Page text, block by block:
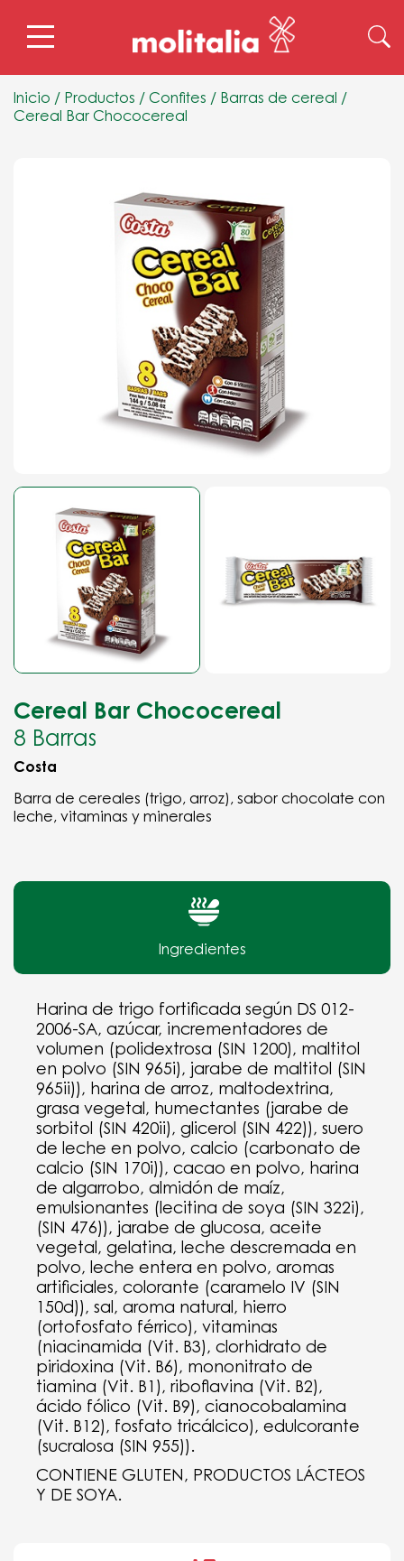
Inicio / Productos / Confites / Barras de cereal /
Cereal Bar Chococereal
Cereal Bar Chococereal
8 Barras
Costa
Barra de cereales (trigo, arroz), sabor chocolate con
leche, vitaminas y minerales
Ingredientes
Harina de trigo fortificada según DS 012-
2006-SA, azúcar, incrementadores de
volumen (polidextrosa (SIN 1200), maltitol
en polvo (SIN 965i), jarabe de maltitol (SIN
965ii)), harina de arroz, maltodextrina,
grasa vegetal, humectantes (jarabe de
sorbitol (SIN 420ii), glicerol (SIN 422)), suero
de leche en polvo, calcio (carbonato de
calcio (SIN 170i)), cacao en polvo, harina
de algarrobo, almidón de maíz,
emulsionantes (lecitina de soya (SIN 322i),
(SIN 476)), jarabe de glucosa, aceite
vegetal, gelatina, leche descremada en
polvo, leche entera en polvo, aromas
artificiales, colorante (caramelo IV (SIN
150d)), sal, aroma natural, hierro
(ortofosfato férrico), vitaminas
(niacinamida (Vit. B3), clorhidrato de
piridoxina (Vit. B6), mononitrato de
tiamina (Vit. B1), riboflavina (Vit. B2),
ácido fólico (Vit. B9), cianocobalamina
(Vit. B12), fosfato tricálcico), edulcorante
(sucralosa (SIN 955)).
CONTIENE GLUTEN, PRODUCTOS LÁCTEOS
Y DE SOYA.